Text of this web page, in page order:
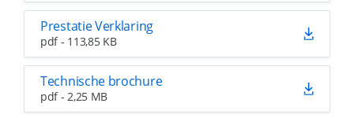
Prestatie Verklaring
pdf - 113,85 KB
Technische brochure
pdf - 2,25 MB